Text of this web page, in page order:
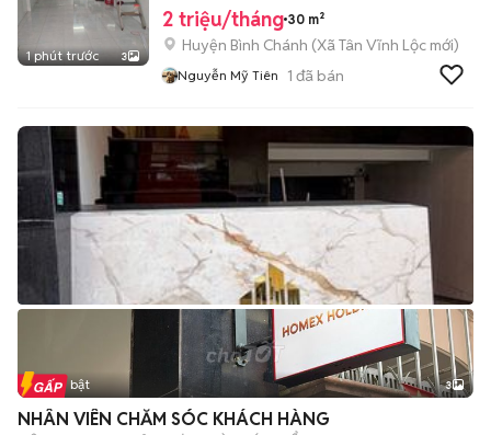
1 phút trước 3
2 triệu/tháng 30 m²
Huyện Bình Chánh (Xã Tân Vĩnh Lộc mới)
Nguyễn Mỹ Tiên 1 đã bán
Tin nổi bật 3
NHÂN VIÊN CHĂM SÓC KHÁCH HÀNG